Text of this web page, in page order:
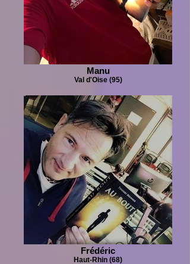
Manu
Val d'Oise (95)
Frédéric
Haut-Rhin (68)